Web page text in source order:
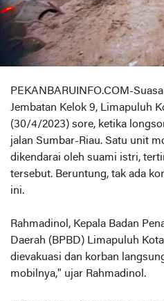
PEKANBARUINFO.COM-
Jembatan Kelok 9, Limapuluh
(30/4/2023) sore, ketika
jalan Sumbar-Riau. Satu unit
dikendarai oleh suami istri,
tersebut. Beruntung, tak ada
ini.
Rahmadinol, Kepala Badan
Daerah (BPBD) Limapuluh
dievakuasi dan korban
mobilnya," ujar Rahmadinol.